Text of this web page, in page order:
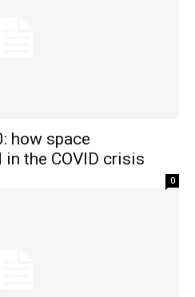
how space
the COVID crisis
0